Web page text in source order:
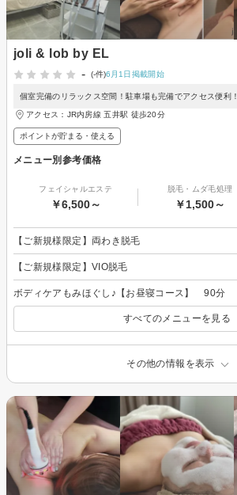
joli & lob by EL
-
(-件)6月1日掲載開始
個室完備のリラックス空間！駐車場も完備でアクセス便利！
アクセス：JR内房線 五井駅 徒歩20分
ポイントが貯まる・使える
メニュー別参考価格
フェイシャルエステ
￥6,500～
脱毛・ムダ毛処理
￥1,500～
【ご新規様限定】両わき脱毛
【ご新規様限定】VIO脱毛
ボディケアもみほぐし♪【お昼寝コース】 90分
すべてのメニューを見る
その他の情報を表示